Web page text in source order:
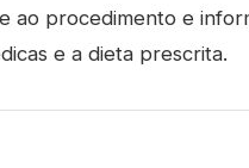
ao procedimento e
e a dieta prescrita.